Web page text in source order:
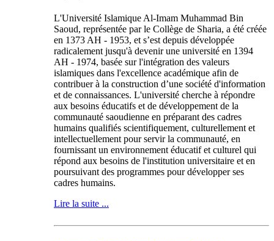
L'Université Islamique Al-Imam Muhammad Bin
Saoud, représentée par le Collège de Sharia, a été créée
en 1373 AH - 1953, et s’est depuis développée
radicalement jusqu'à devenir une université en 1394
AH - 1974, basée sur l'intégration des valeurs
islamiques dans l'excellence académique afin de
contribuer à la construction d’une société d'information
et de connaissances. L'université cherche à répondre
aux besoins éducatifs et de développement de la
communauté saoudienne en préparant des cadres
humains qualifiés scientifiquement, culturellement et
intellectuellement pour servir la communauté, en
fournissant un environnement éducatif et culturel qui
répond aux besoins de l'institution universitaire et en
poursuivant des programmes pour développer ses
cadres humains.
Lire la suite ...